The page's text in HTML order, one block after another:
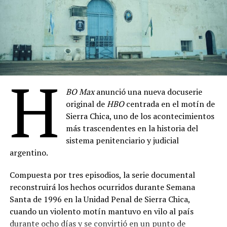
Elenco principal: Manuela Viale, Pablo Yotich, Magui
Bravi, Alejandro Fiore
Elenco: Juan Paya, Gabriel Almirón, Luly Drozdek,
Selene Moscardi, Mosquito Sancineto, Nazareno
Laborato, Griselda Rappi, Belén Tassi, Charly Issa,
Dirección de fotografía: Davin Bog
Dirección de arte: Lucas Pérez
Montaje: Ramiro Romero
Música: Marcelo Bormida, Valenti Liendo
Producción ejecutiva: Hugo Armoa, Magui Bravi,
Manuela Viale, Pablo Yotich, Alejandro Fiore
Prensa: Kevin Melgar
Primera Ministra– 4 de agosto
Monstruos de Dios– 6 de agosto
Peter Frederiksen: Anatomía de un Monstruo –
7 de agosto
Seattle Seahawks, Temporada 21– 8 de agosto
Casada con El Chapo: Emma Coronel Habla– 11
de agosto
La Esclava Sexual– 14 de agosto
Conan O’Brien de Visita, Temporada 3
Guerra de Bandas: Oslo– 28 de agosto
(Fuente: televison.com.ar)
Comparte esto:
H BO Maxanunció una nueva docuserie
original deHBOcentrada en el motín de
Sierra Chica, uno de los acontecimientos
más trascendentes en la historia del
sistema penitenciario y judicial
argentino.
Compuesta por tres episodios, la serie documental
reconstruirá los hechos ocurridos durante Semana
Santa de 1996 en la Unidad Penal de Sierra Chica,
cuando un violento motín mantuvo en vilo al país
durante ocho días y se convirtió en un punto de